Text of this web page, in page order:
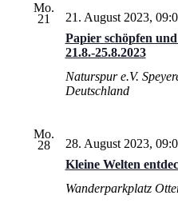
Mo.
21
Papier schöpfen
21.8.-25.8.2023
21. August 2023,
Naturspur e.V.
Deutschland
Mo.
28
Kleine Welten
28. August 2023,
Wanderparkplatz